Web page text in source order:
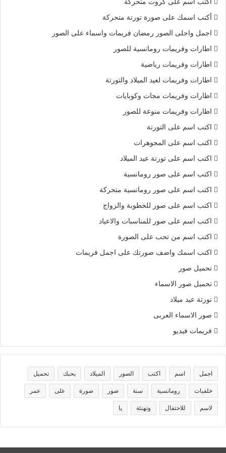
أكتب اسمك على صورة تورتة متحركة
اجمل واحلى الصور رمضان فريمات واسماء على الصور
اطارات وفريمات رومانسية للصور
اطارات وفريمات رياضية
اطارات وفريمات لعيد الميلاد والتورتة
اطارات وفريمات مجات وكوبايات
اطارات وفريمات منوعة للصور
اكتب اسم على التورتة
اكتب اسم على المجوهرات
اكتب اسم على تورتة عيد الميلاد
اكتب اسم على صور رومانسية
اكتب اسم على صور رومانسية متحركة
اكتب اسم على صور للخطوبة والزواج
اكتب اسم على صور للمناسبات والاعياد
اكتب اسم من تحب على الصورة
اكتب اسمك واضف صورتك على اجمل فريمات
تحميل صور
تحميل صور الاسماء
تورتة عيد ميلاد
صور الاسماء العربى
فريمات فيديو
اجمل اسم اكتب الصور الميلاد بحبك تحميل
خلفيات رومانسية سنة صور صورة على عمر
لاسم للاحتفال وتهنئة يا